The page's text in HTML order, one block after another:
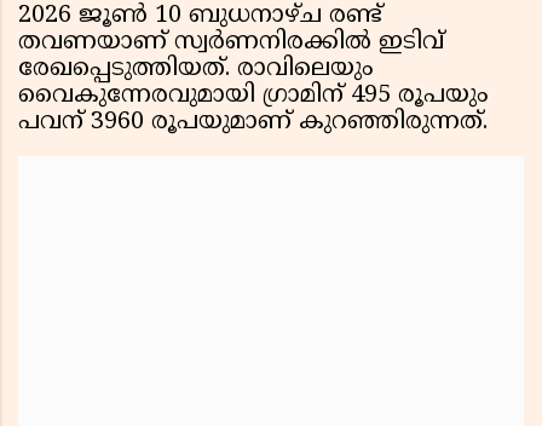
2026 ജൂൺ 10 ബുധനാഴ്ച രണ്ട്
തവണയാണ് സ്വർണനിരക്കിൽ ഇടിവ്
രേഖപ്പെടുത്തിയത്. രാവിലെയും
വൈകുന്നേരവുമായി ഗ്രാമിന് 495 രൂപയും
പവന് 3960 രൂപയുമാണ് കുറഞ്ഞിരുന്നത്.